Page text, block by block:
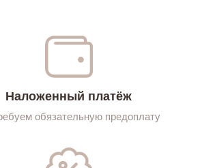
Наложенный платёж
обязательную предоплату